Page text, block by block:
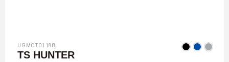
UGMOT01188
TS HUNTER